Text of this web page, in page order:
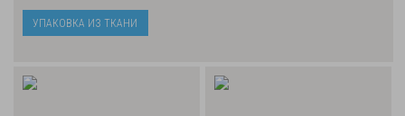
УПАКОВКА ИЗ ТКАНИ